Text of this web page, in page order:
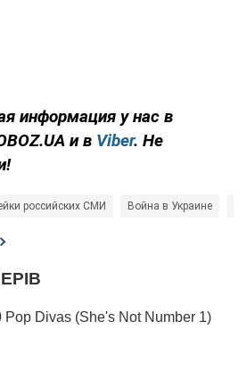
информация у нас в
и в Viber. Не
российских СМИ Война в Украине